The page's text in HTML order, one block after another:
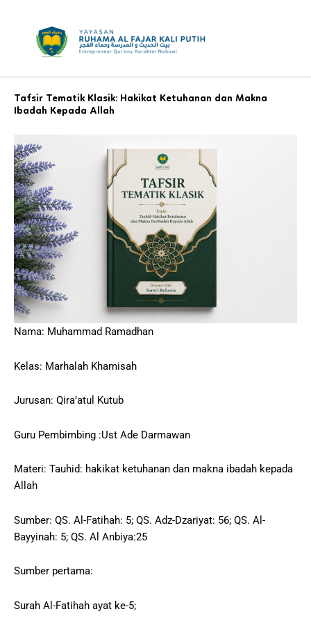
Tafsir Tematik Klasik: Hakikat Ketuhanan dan Makna
Ibadah Kepada Allah
Nama: Muhammad Ramadhan
Kelas: Marhalah Khamisah
Jurusan: Qira’atul Kutub
Guru Pembimbing :Ust Ade Darmawan
Materi: Tauhid: hakikat ketuhanan dan makna ibadah kepada
Allah
Sumber: QS. Al-Fatihah: 5; QS. Adz-Dzariyat: 56; QS. Al-
Bayyinah: 5; QS. Al Anbiya:25
Sumber pertama:
Surah Al-Fatihah ayat ke-5;